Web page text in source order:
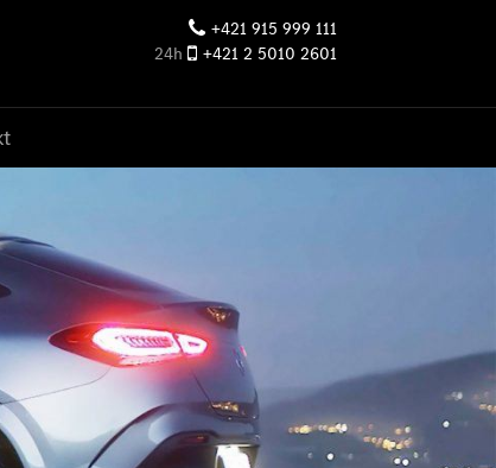
+421 915 999 111
24h
+421 2 5010 2601